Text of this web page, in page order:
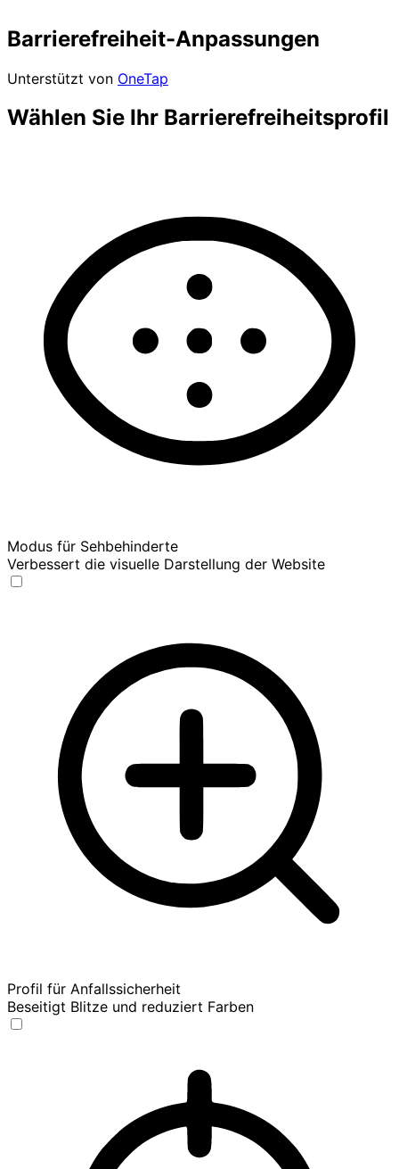
Barrierefreiheit-Anpassungen
Unterstützt von OneTap
Wählen Sie Ihr Barrierefreiheitsprofil
Modus für Sehbehinderte
Verbessert die visuelle Darstellung der Website
Profil für Anfallssicherheit
Beseitigt Blitze und reduziert Farben